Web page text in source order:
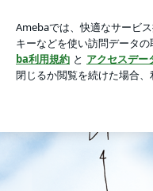
アプリをダウンロードして
ょう。